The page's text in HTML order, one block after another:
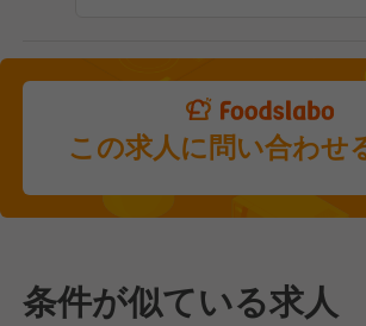
この求人に問い合わせ
条件が似ている求人